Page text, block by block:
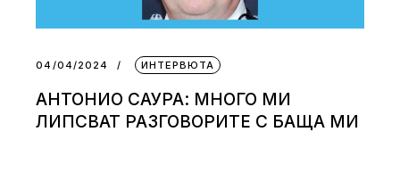
04/04/2024 ИНТЕРВЮТА
АНТОНИО САУРА: МНОГО МИ
ЛИПСВАТ РАЗГОВОРИТЕ С БАЩА МИ